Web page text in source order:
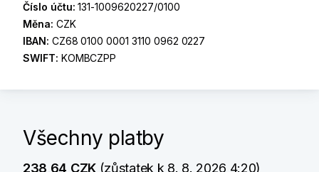
Číslo účtu:131-1009620227/0100
Měna: CZK
IBAN: CZ68 0100 0001 3110 0962 0227
SWIFT: KOMBCZPP
Všechny platby
238,64 CZK(zůstatek k 8. 8. 2026 4:20)